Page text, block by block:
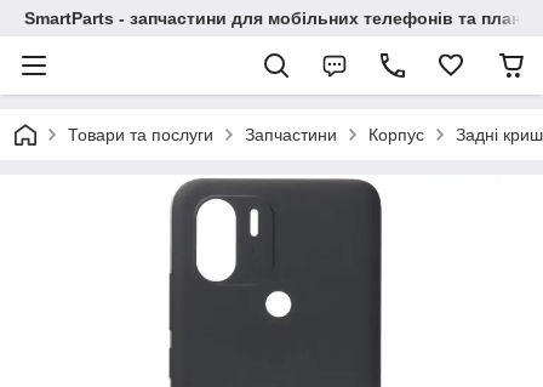
SmartParts - запчастини для мобільних телефонів та
Товари та послуги Запчастини Корпус Задні